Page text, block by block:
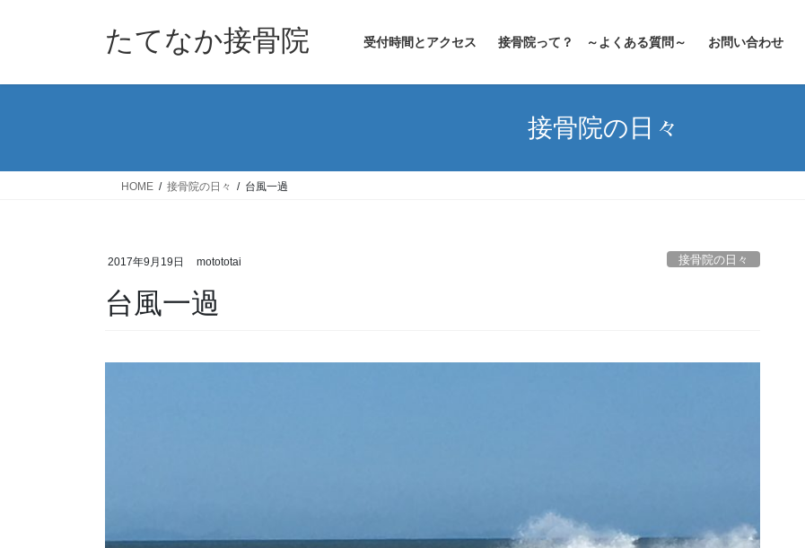
たてなか接骨院 受付時間とアクセス 接骨院って？ ～よくある質問～ お問い合わせ
接骨院の日々
HOME 接骨院の日々 台風一過
2017年9月19日 motototai 接骨院の日々
台風一過